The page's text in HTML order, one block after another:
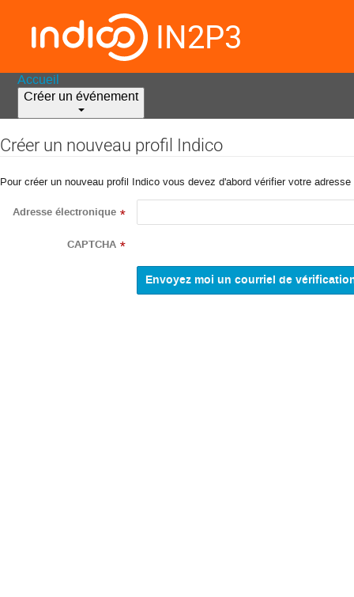
IN2P3
Accueil
Créer un événement
Créer un nouveau profil Indico
Pour créer un nouveau profil Indico vous devez d'abord vérifier votre
Adresse électronique *
CAPTCHA *